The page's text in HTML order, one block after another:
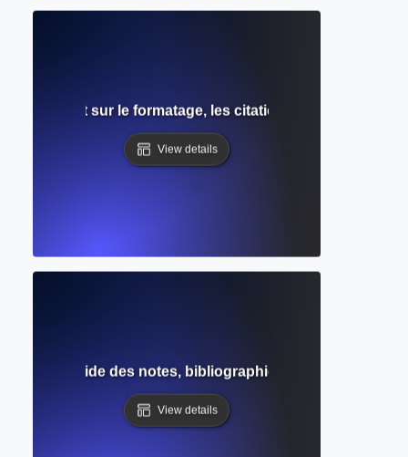
complet sur le formatage, les citations dans le texte et
View details
? Guide des notes, bibliographies et formats de
View details